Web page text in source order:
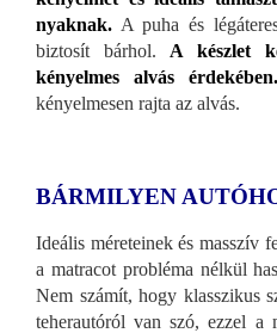
nyaknak. A puha és
biztosít bárhol.
A készlet
kényelmes alvás
kényelmesen rajta az alvás.
BÁRMILYEN
Ideális méreteinek és masszív
a matracot probléma nélkül
Nem számít, hogy klasszikus
teherautóról van szó, ezzel a